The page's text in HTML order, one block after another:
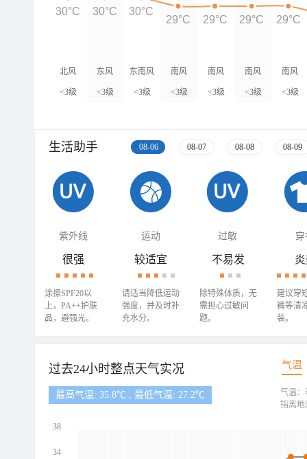
北风
<3级
东风
<3级
东南风
<3级
南风
<3级
南风
<3级
南风
<3级
南风
<3级
30°C 30°C 30°C
29°C 29°C 29°C 29°C
生活助手 08-06 08-07 08-08 08-09
紫外线 运动 过敏 穿
很强
涂擦SPF20以
上，PA++护肤
品，避强光。
较适宜
请适当降低运动
强度，并及时补
充水分。
不易发
除特殊体质，无
需担心过敏问
题。
建议穿
裤等清
装。
过去24小时整点天气实况 气温
最高气温: 35.8℃ , 最低气温: 27.2℃
38
34
气温：
指离地